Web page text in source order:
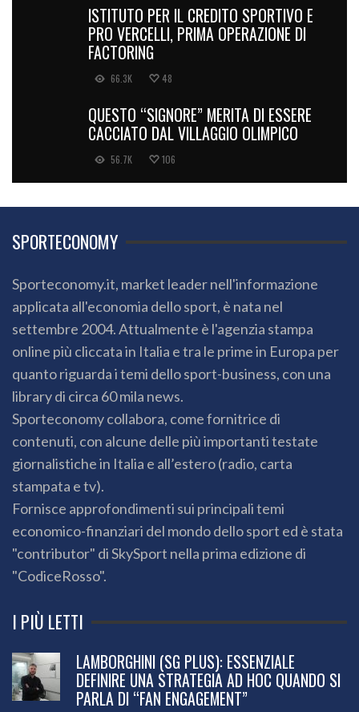
ISTITUTO PER IL CREDITO SPORTIVO E
PRO VERCELLI, PRIMA OPERAZIONE DI
FACTORING
66.3K 48
QUESTO “SIGNORE” MERITA DI ESSERE
CACCIATO DAL VILLAGGIO OLIMPICO
56.7K 106
SPORTECONOMY
Sporteconomy.it, market leader nell'informazione
applicata all'economia dello sport, è nata nel
settembre 2004. Attualmente è l'agenzia stampa
online più cliccata in Italia e tra le prime in Europa per
quanto riguarda i temi dello sport-business, con una
library di circa 60 mila news.
Sporteconomy collabora, come fornitrice di
contenuti, con alcune delle più importanti testate
giornalistiche in Italia e all’estero (radio, carta
stampata e tv).
Fornisce approfondimenti sui principali temi
economico-finanziari del mondo dello sport ed è stata
"contributor" di SkySport nella prima edizione di
"CodiceRosso".
I PIÙ LETTI
LAMBORGHINI (SG PLUS): ESSENZIALE
DEFINIRE UNA STRATEGIA AD HOC QUANDO SI
PARLA DI “FAN ENGAGEMENT”